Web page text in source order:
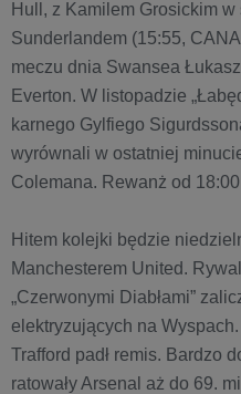
Hull, z Kamilem Grosickim w
Sunderlandem (15:55,
meczu dnia Swansea
Everton. W listopadzie
karnego Gylfiego
wyrównali w ostatniej
Colemana. Rewanż od
Hitem kolejki będzie
Manchesterem United.
„Czerwonymi Diabłami”
elektryzujących na
Trafford padł remis. Bardzo
ratowały Arsenal aż do 69.